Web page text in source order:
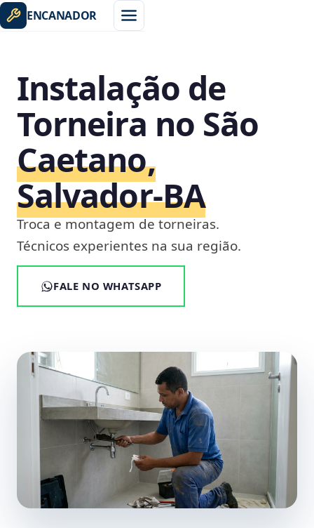
ENCANADOR
Instalação de
Torneira no São
Caetano,
Salvador‑BA
Troca e montagem de torneiras.
Técnicos experientes na sua região.
FALE NO WHATSAPP